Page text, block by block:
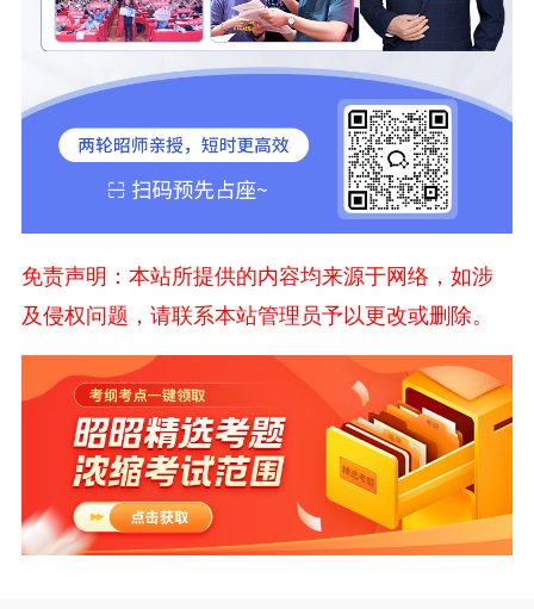
免责声明：本站所提供的内容均来源于网络，如涉
及侵权问题，请联系本站管理员予以更改或删除。